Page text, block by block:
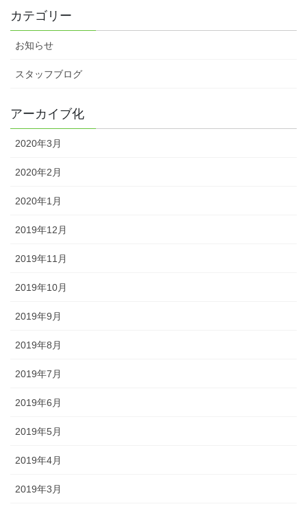
カテゴリー
お知らせ
スタッフブログ
アーカイブ化
2020年3月
2020年2月
2020年1月
2019年12月
2019年11月
2019年10月
2019年9月
2019年8月
2019年7月
2019年6月
2019年5月
2019年4月
2019年3月